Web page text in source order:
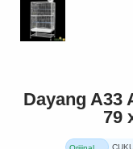
Dayang A33
79